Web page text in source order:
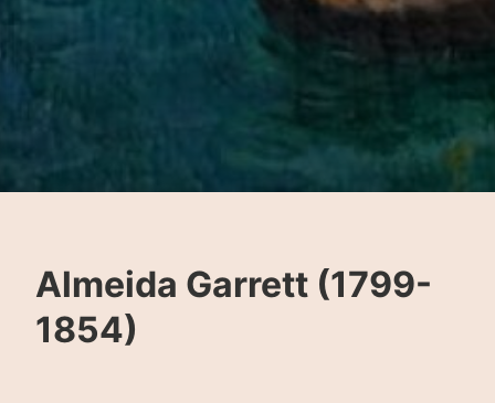
Almeida Garrett (1799-
1854)